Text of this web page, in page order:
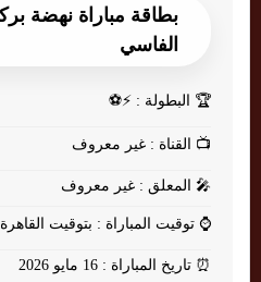
الفاسي
🏆 البطولة : ⚡⚽
📺 القناة : غير معروف
🎤 المعلق : غير معروف
⌚ توقيت المباراة : بتوقيت القاهرة
⏰ تاريخ المباراة : 16 مايو 2026